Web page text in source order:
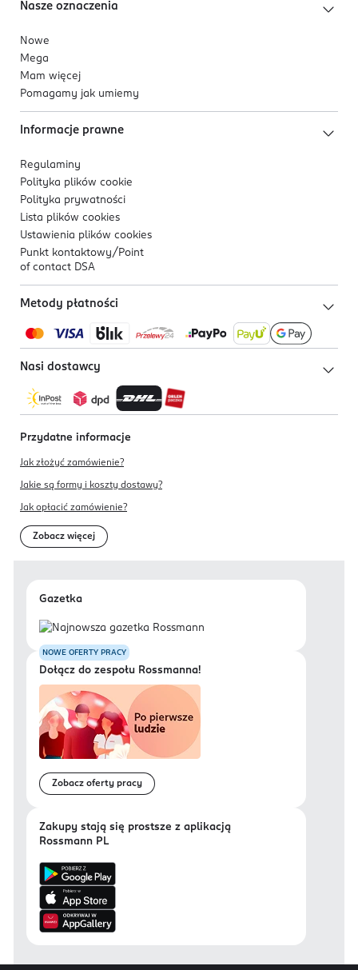
Nasze oznaczenia
Nowe
Mega
Mam więcej
Pomagamy jak umiemy
Informacje prawne
Regulaminy
Polityka plików cookie
Polityka prywatności
Lista plików cookies
Ustawienia plików cookies
Punkt kontaktowy/ Point
of contact DSA
Metody płatności
Nasi dostawcy
Przydatne informacje
Jak złożyć zamówienie?
Jakie są formy i koszty dostawy?
Jak opłacić zamówienie?
Zobacz więcej
Gazetka
NOWE OFERTY PRACY
Dołącz do zespołu Rossmanna!
Zobacz oferty pracy
Zakupy stają się prostsze z aplikacją
Rossmann PL